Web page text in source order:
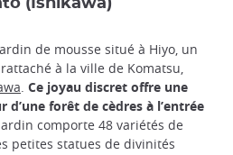
de mousse situé à Hiyo, un
à la ville de Komatsu,
. Ce joyau discret offre une
forêt de cèdres à l’entrée
comporte 48 variétés de
petites statues de divinités